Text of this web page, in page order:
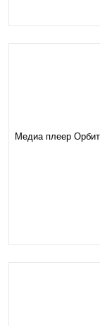
Медиа плеер